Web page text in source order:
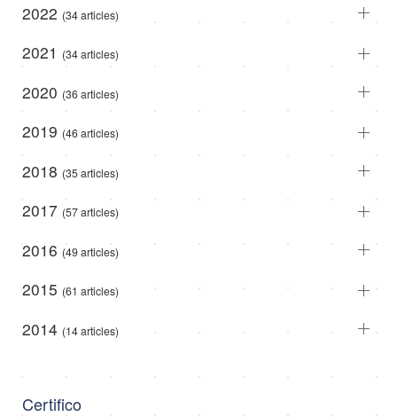
2022 (34 articles)
2021 (34 articles)
2020 (36 articles)
2019 (46 articles)
2018 (35 articles)
2017 (57 articles)
2016 (49 articles)
2015 (61 articles)
2014 (14 articles)
Certifico